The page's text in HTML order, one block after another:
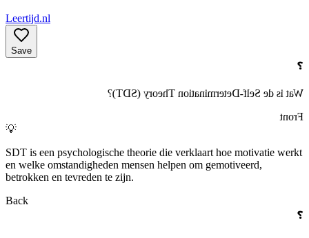
Leertijd.nl
Save
❓
Wat is de Self-Determination Theory (SDT)?
Front
💡
SDT is een psychologische theorie die verklaart hoe motivatie werkt
en welke omstandigheden mensen helpen om gemotiveerd,
betrokken en tevreden te zijn.
Back
❓